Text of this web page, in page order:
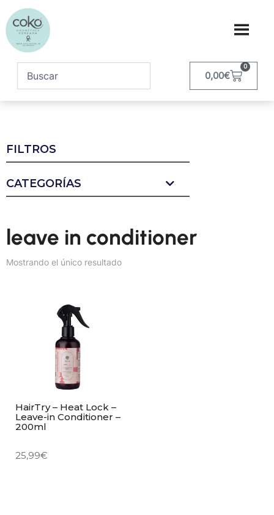
0,00€
0
FILTROS
CATEGORÍAS
leave in conditioner
Mostrando el único resultado
HairTry – Heat Lock –
Leave-in Conditioner –
200ml
25,99€